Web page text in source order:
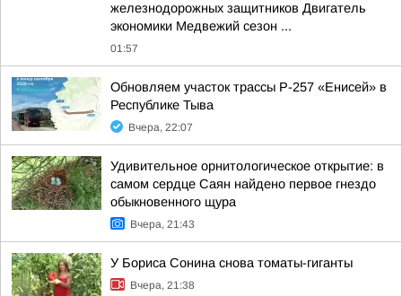
железнодорожных защитников Двигатель
экономики Медвежий сезон ...
01:57
Обновляем участок трассы Р-257 «Енисей» в
Республике Тыва
Вчера, 22:07
Удивительное орнитологическое открытие: в
самом сердце Саян найдено первое гнездо
обыкновенного щура
Вчера, 21:43
У Бориса Сонина снова томаты-гиганты
Вчера, 21:38